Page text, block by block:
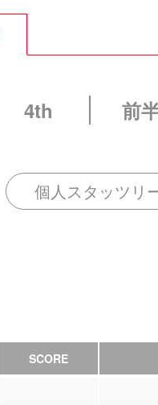
4th 前
個人スタッツリ
SCORE